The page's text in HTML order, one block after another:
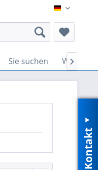
DE
Sie suchen Wir

Kontakt